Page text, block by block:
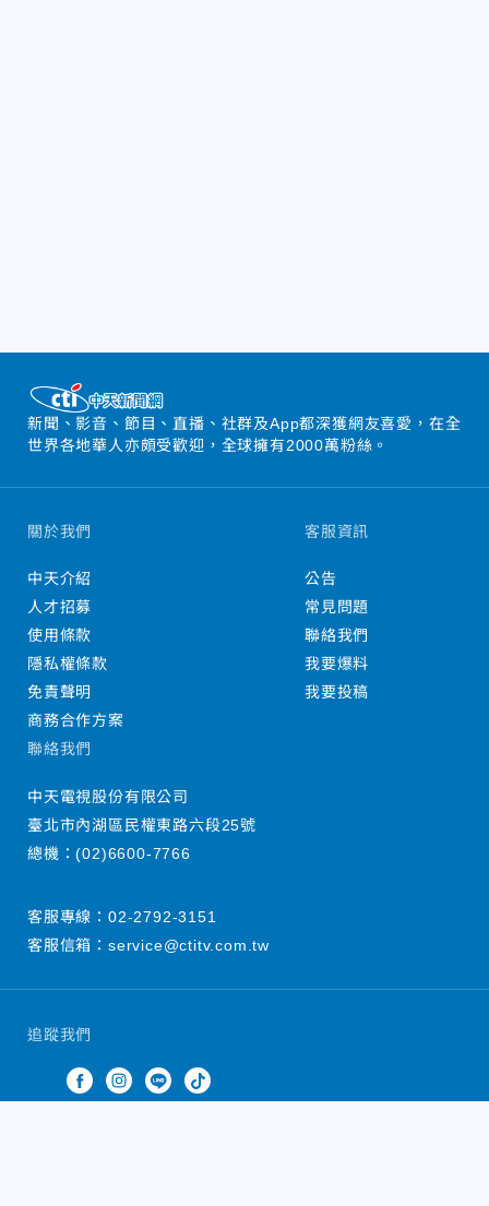
新聞、影音、節目、直播、社群及App都深獲網友喜愛，在全
世界各地華人亦頗受歡迎，全球擁有2000萬粉絲。
追蹤我們
關於我們
中天介紹
人才招募
使用條款
隱私權條款
免責聲明
商務合作方案
客服資訊
公告
常見問題
聯絡我們
我要爆料
我要投稿
聯絡我們
中天電視股份有限公司
臺北市內湖區民權東路六段25號
總機：(02)6600-7766
客服專線： 02-2792-3151
客服信箱： service@ctitv.com.tw